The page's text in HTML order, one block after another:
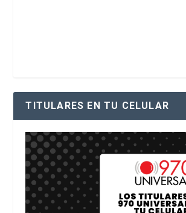
TITULARES EN TU CELULAR